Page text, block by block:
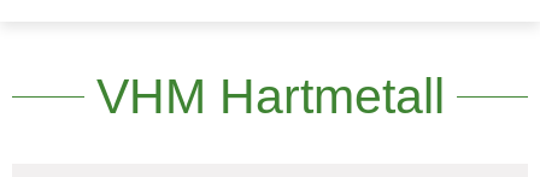
VHM Hartmetall